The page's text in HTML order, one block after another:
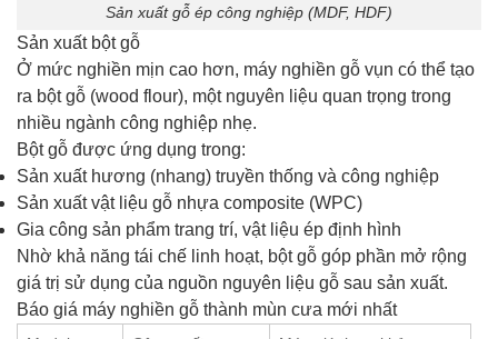
Sản xuất gỗ ép công nghiệp (MDF, HDF)
Sản xuất bột gỗ
Ở mức nghiền mịn cao hơn, máy nghiền gỗ vụn có thể tạo
ra bột gỗ (wood flour), một nguyên liệu quan trọng trong
nhiều ngành công nghiệp nhẹ.
Bột gỗ được ứng dụng trong:
Sản xuất hương (nhang) truyền thống và công nghiệp
Sản xuất vật liệu gỗ nhựa composite (WPC)
Gia công sản phẩm trang trí, vật liệu ép định hình
Nhờ khả năng tái chế linh hoạt, bột gỗ góp phần mở rộng
giá trị sử dụng của nguồn nguyên liệu gỗ sau sản xuất.
Báo giá máy nghiền gỗ thành mùn cưa mới nhất